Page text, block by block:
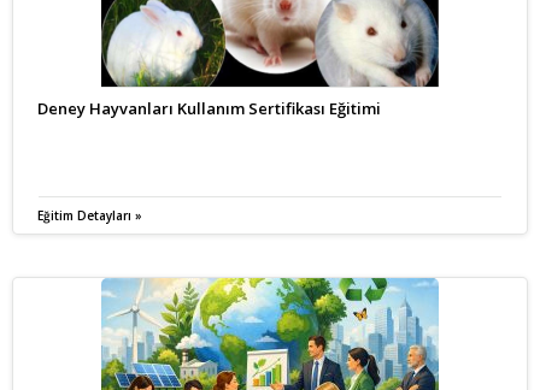
Deney Hayvanları Kullanım Sertifikası Eğitimi
Eğitim Detayları »